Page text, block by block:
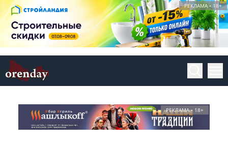
РЕКЛАМА • 18+
РЕКЛАМА • 18+